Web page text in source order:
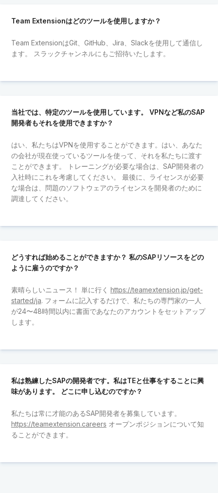
Team Extensionはどのツールを使用しますか？
Team ExtensionはGit、GitHub、Jira、Slackを使用して通信し
ます。 スラックチャンネルにもご招待いたします。
当社では、特定のツールを使用しています。 VPNなど私のSAP
開発者もそれを使用できますか？
はい、私たちはVPNを使用することができます。はい、あなた
の会社が現在使っているツールを使って、それを私たちに渡す
ことができます。 トレーニングが必要な場合は、SAP開発者の
入社時にこれを考慮してください。 最後に、ライセンスが必要
な場合は、問題のソフトウェアのライセンスを開発者のために
調達してください。
どうすれば始めることができますか？ 私のSAPリソースをどの
ように雇うのですか？
素晴らしいニュース！ 単に行く https://teamextension.jp/get-
started/ja. フォームに記入するだけで、私たちの専門家の一人
が24〜48時間以内に書面であなたのアカウントをセットアップ
します。
私は熟練したSAPの開発者です。私はTEと仕事をすることに興
味があります。 どこに申し込むのですか？
私たちは常に才能のあるSAP開発者を募集しています。
https://teamextension.careers オープンポジションについて知
ることができます。